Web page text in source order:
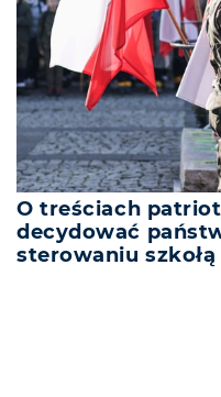
O treściach
decydować
sterowaniu szkołą